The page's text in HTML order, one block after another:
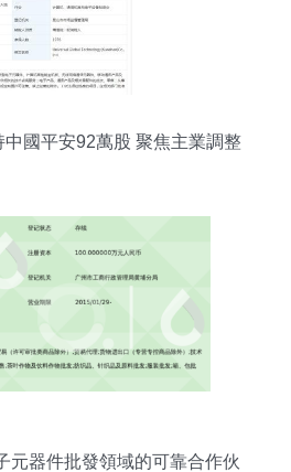
國平安92萬股 聚焦主業調整
元器件批發領域的可靠合作伙